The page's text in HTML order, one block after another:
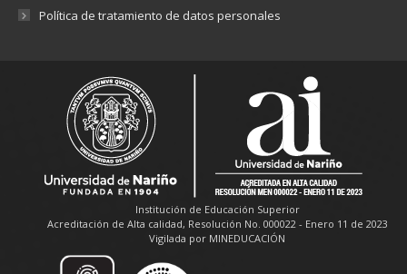
Política de tratamiento de datos personales
Institución de Educación Superior
Acreditación de Alta calidad, Resolución No. 000022 - Enero 11 de 2023
Vigilada por MINEDUCACIÓN